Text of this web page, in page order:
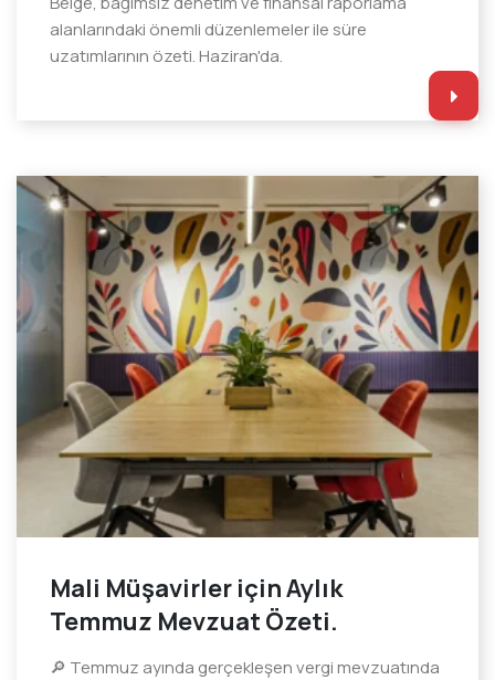
alanlarındaki önemli düzenlemeler ile süre
uzatımlarının özeti. Haziran'da.
Mali Müşavirler için Aylık
Temmuz Mevzuat Özeti.
🔎 Temmuz ayında gerçekleşen vergi mevzuatında